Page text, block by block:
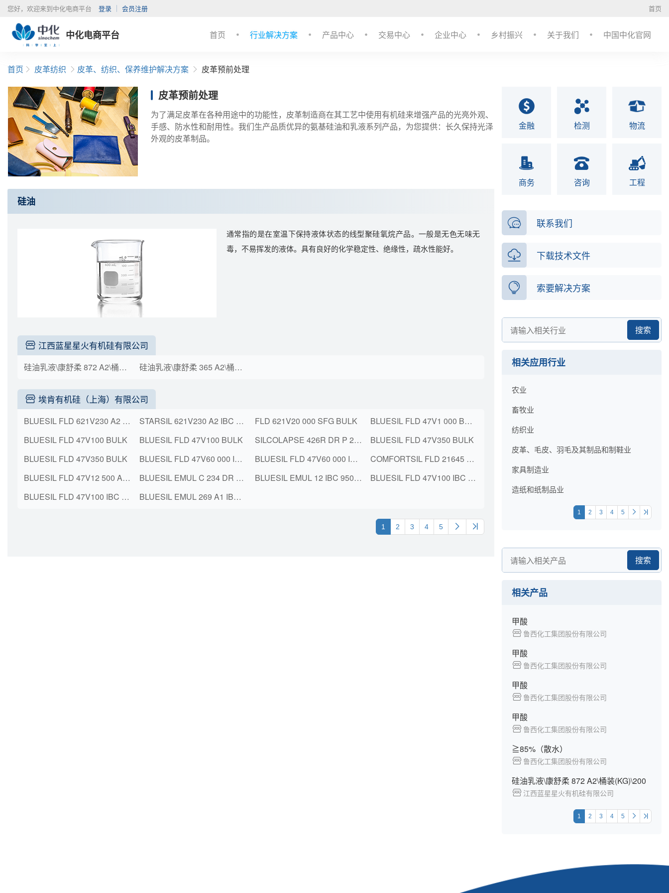
首页
您好，欢迎来到中化电商平台 登录 会员注册
中化电商平台 首页 行业解决方案 产品中心 交易中心 企业中心 乡村振兴 关于我们 中国中化官网
首页 皮革纺织 皮革、纺织、保养维护解决方案 皮革预前处理
皮革预前处理
为了满足皮革在各种用途中的功能性，皮革制造商在其工艺中使用有机硅来增强产品的光亮外观、
手感、防水性和耐用性。我们生产品质优异的氨基硅油和乳液系列产品，为您提供：长久保持光泽
外观的皮革制品。
硅油
通常指的是在室温下保持液体状态的线型聚硅氧烷产品。一般是无色无味无
毒，不易挥发的液体。具有良好的化学稳定性、绝缘性，疏水性能好。
江西蓝星星火有机硅有限公司
硅油乳液\康舒柔 872 A2\桶装(KG)\200 硅油乳液\康舒柔 365 A2\桶装(KG)\200
埃肯有机硅（上海）有限公司
BLUESIL FLD 621V230 A2 DR M 190KG STARSIL 621V230 A2 IBC 1000KG FLD 621V20 000 SFG BULK
BLUESIL FLD 47V1 000 BULK
BLUESIL FLD 47V100 BULK
BLUESIL FLD 47V100 BULK SILCOLAPSE 426R DR P 200KG
BLUESIL FLD 47V350 BULK
BLUESIL FLD 47V350 BULK
BLUESIL FLD 47V60 000 IBC 950KG PAL M&P BLUESIL FLD 47V60 000 IBC 950KG PAL M&P
COMFORTSIL FLD 21645 E4 DR M 200KG
BLUESIL FLD 47V12 500 A2 DR M 190KG
BLUESIL EMUL C 234 DR P 200KG BLUESIL EMUL 12 IBC 950KG
BLUESIL FLD 47V100 IBC 1000KG
BLUESIL FLD 47V100 IBC 1000KG
BLUESIL EMUL 269 A1 IBC P 950KG
1 2 3 4 5
金融 检测 物流
商务 咨询 工程
联系我们
下载技术文件
索要解决方案
搜索
相关应用行业
农业
畜牧业
纺织业
皮革、毛皮、羽毛及其制品和制鞋业
家具制造业
造纸和纸制品业
1 2 3 4 5
搜索
相关产品
甲酸
鲁西化工集团股份有限公司
甲酸
鲁西化工集团股份有限公司
甲酸
鲁西化工集团股份有限公司
甲酸
鲁西化工集团股份有限公司
≧85%（散水）
鲁西化工集团股份有限公司
硅油乳液\康舒柔 872 A2\桶装(KG)\200
江西蓝星星火有机硅有限公司
1 2 3 4 5